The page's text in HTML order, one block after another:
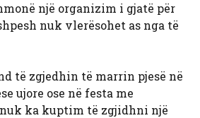
një organizim i gjatë për
nuk vlerësohet as nga të
të zgjedhin të marrin pjesë në
ujore ose në festa me
ka kuptim të zgjidhni një